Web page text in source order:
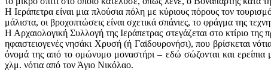
Η Ιεράπετρα είναι μια πλούσια πόλη με κύριους πόρους τον
μάλιστα, οι βροχοπτώσεις είναι σχετικά σπάνιες, το φράγμα της
Η Αρχαιολογική Συλλογή της Ιεράπετρας στεγάζεται στο κτίριο
ηφαιστειογενές νησάκι Χρυσή (ή Γαϊδουρονήσι), που βρίσκεται
όνομά της από το ομώνυμο μοναστήρι – εδώ σώζονται και ερείπια
χλμ. νότια από τον Άγιο Nικόλαο.